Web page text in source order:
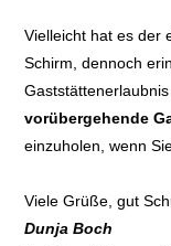
Vielleicht hat es der
Schirm, dennoch
vorübergehende
einzuholen, wenn
Viele Grüße, gut
Dunja Boch